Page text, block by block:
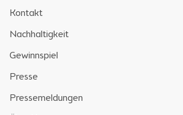
Kontakt
Nachhaltigkeit
Gewinnspiel
Presse
Pressemeldungen